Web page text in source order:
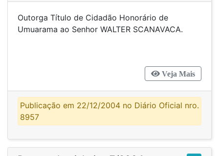
Outorga Título de Cidadão Honorário de
Umuarama ao Senhor WALTER SCANAVACA.
Veja Mais
Publicação em 22/12/2004 no Diário Oficial nro.
8957